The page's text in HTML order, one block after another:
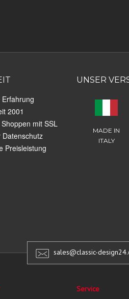
2001
mit SSL
Datenschutz
Preisleistung
UNSER
MADE IN
ITALY
sales@classic-
Service